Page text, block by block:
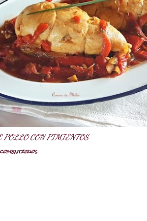
POLLO CON PIMIENTOS